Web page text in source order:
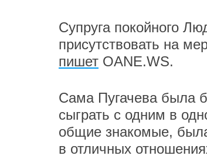
Супруга покойного
присутствовать на
пишет OANE.WS.
Сама Пугачева была
сыграть с одним в
общие знакомые,
в отличных